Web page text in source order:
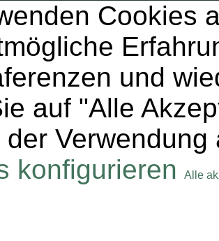
Cookies
und
auf "Alle
der
konfigurieren
Alle